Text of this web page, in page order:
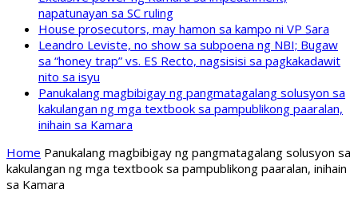
napatunayan sa SC ruling
House prosecutors, may hamon sa kampo ni VP Sara
Leandro Leviste, no show sa subpoena ng NBI; Bugaw
sa “honey trap” vs. ES Recto, nagsisisi sa pagkakadawit
nito sa isyu
Panukalang magbibigay ng pangmatagalang solusyon sa
kakulangan ng mga textbook sa pampublikong paaralan,
inihain sa Kamara
Home Panukalang magbibigay ng pangmatagalang solusyon sa
kakulangan ng mga textbook sa pampublikong paaralan, inihain
sa Kamara